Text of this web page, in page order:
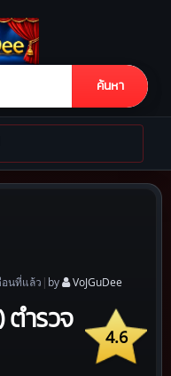
ค้นหา
อนที่แล้ว | by VoJGuDee
4.6
ตำรวจ